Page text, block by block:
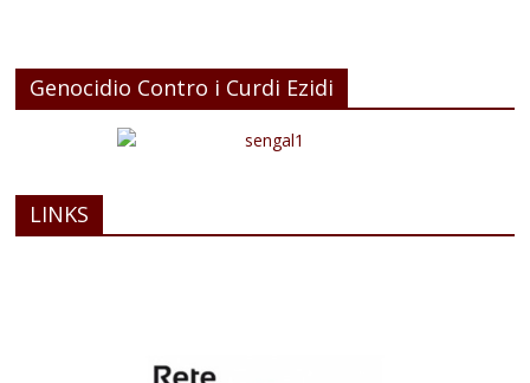
Genocidio Contro i Curdi Ezidi
LINKS